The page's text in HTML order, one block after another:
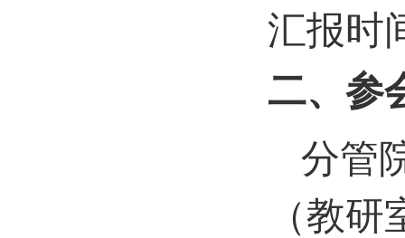
汇报时
二、参
分管
（教